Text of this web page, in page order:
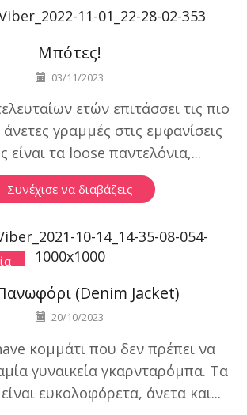
Μπότες!
03/11/2023
ετών επιτάσσει τις πιο
γραμμές στις εμφανίσεις
είναι τα loose παντελόνια,...
Συνέχισε να διαβάζεις
(Denim Jacket)
20/10/2023
κομμάτι που δεν πρέπει να
γυναικεία γκαρνταρόμπα. Τα
ευκολοφόρετα, άνετα και...